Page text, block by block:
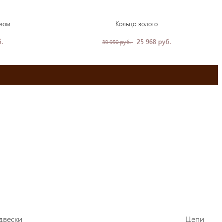
Кольцо золото
39 950 руб. 25 968 руб.
Цепи